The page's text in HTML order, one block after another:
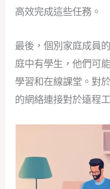
高效完成這些任務。
最後，個別家庭成員
庭中有學生，他們可
學習和在線課堂。對
的網絡連接對於遠程